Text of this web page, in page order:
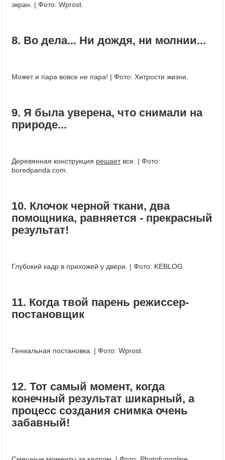
экран. | Фото: Wprost.
8. Во дела... Ни дождя, ни молнии...
Может и пара вовсе не пара! | Фото: Хитрости жизни.
9. Я была уверена, что снимали на
природе...
Деревянная конструкция решаетвсе. | Фото:
boredpanda.com.
10. Клочок черной ткани, два
помощника, равняется - прекрасный
результат!
Глубокий кадр в прихожей у двери. | Фото: KEBLOG.
11. Когда твой парень режиссер-
постановщик
Гениальная постановка. | Фото: Wprost.
12. Тот самый момент, когда
конечный результат шикарный, а
процесс создания снимка очень
забавный!